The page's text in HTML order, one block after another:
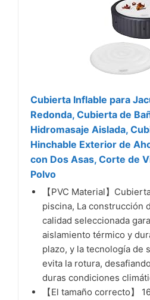
Cubierta Inflable para
Redonda, Cubierta de
Hidromasaje Aislada,
Hinchable Exterior de
con Dos Asas, Corte de
Polvo
【PVC Material】
piscina, La construcción
calidad seleccionada
aislamiento térmico y
plazo, y la tecnología de
evita la rotura,
duras condiciones
【El tamaño correcto】